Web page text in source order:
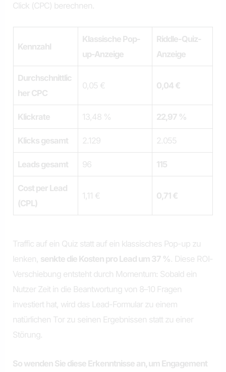
Click (CPC) berechnen.
Kennzahl
Klassische Pop-
up-Anzeige
Riddle-Quiz-
Anzeige
Durchschnittlic
her CPC
0,05 € 0,04 €
Klickrate 13,48 % 22,97 %
Klicks gesamt 2.129 2.055
Leads gesamt 96 115
Cost per Lead
(CPL)
1,11 € 0,71 €
Traffic auf ein Quiz statt auf ein klassisches Pop-up zu
lenken, senkte die Kosten pro Lead um 37 %. Diese ROI-
Verschiebung entsteht durch Momentum: Sobald ein
Nutzer Zeit in die Beantwortung von 8–10 Fragen
investiert hat, wird das Lead-Formular zu einem
natürlichen Tor zu seinen Ergebnissen statt zu einer
Störung.
So wenden Sie diese Erkenntnisse an, um Engagement